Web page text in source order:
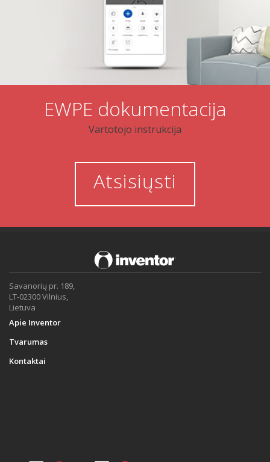
EWPE dokumentacija
Vartotojo instrukcija
Atsisiųsti
Savanorių pr. 189,
LT-02300 Vilnius,
Lietuva
Apie Inventor
Tvarumas
Kontaktai